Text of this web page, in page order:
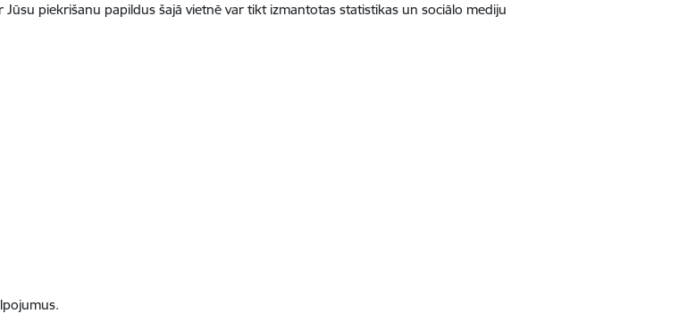
piekrišanu papildus šajā vietnē var tikt izmantotas statistikas un sociālo mediju